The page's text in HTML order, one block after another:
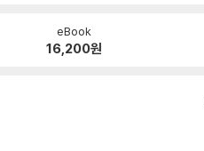
eBook
16,200원